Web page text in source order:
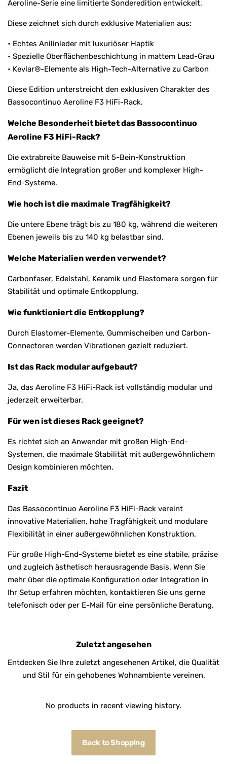
Aeroline-Serie eine limitierte Sonderedition entwickelt.
Diese zeichnet sich durch exklusive Materialien aus:
• Echtes Anilinleder mit luxuriöser Haptik
• Spezielle Oberflächenbeschichtung in mattem Lead-Grau
• Kevlar®-Elemente als High-Tech-Alternative zu Carbon
Diese Edition unterstreicht den exklusiven Charakter des
Bassocontinuo Aeroline F3 HiFi-Rack.
Welche Besonderheit bietet das Bassocontinuo
Aeroline F3 HiFi-Rack?
Die extrabreite Bauweise mit 5-Bein-Konstruktion
ermöglicht die Integration großer und komplexer High-
End-Systeme.
Wie hoch ist die maximale Tragfähigkeit?
Die untere Ebene trägt bis zu 180 kg, während die weiteren
Ebenen jeweils bis zu 140 kg belastbar sind.
Welche Materialien werden verwendet?
Carbonfaser, Edelstahl, Keramik und Elastomere sorgen für
Stabilität und optimale Entkopplung.
Wie funktioniert die Entkopplung?
Durch Elastomer-Elemente, Gummischeiben und Carbon-
Connectoren werden Vibrationen gezielt reduziert.
Ist das Rack modular aufgebaut?
Ja, das Aeroline F3 HiFi-Rack ist vollständig modular und
jederzeit erweiterbar.
Für wen ist dieses Rack geeignet?
Es richtet sich an Anwender mit großen High-End-
Systemen, die maximale Stabilität mit außergewöhnlichem
Design kombinieren möchten.
Fazit
Das Bassocontinuo Aeroline F3 HiFi-Rack vereint
innovative Materialien, hohe Tragfähigkeit und modulare
Flexibilität in einer außergewöhnlichen Konstruktion.
Für große High-End-Systeme bietet es eine stabile, präzise
und zugleich ästhetisch herausragende Basis. Wenn Sie
mehr über die optimale Konfiguration oder Integration in
Ihr Setup erfahren möchten, kontaktieren Sie uns gerne
telefonisch oder per E-Mail für eine persönliche Beratung.
Zuletzt angesehen
Entdecken Sie Ihre zuletzt angesehenen Artikel, die Qualität
und Stil für ein gehobenes Wohnambiente vereinen.
No products in recent viewing history.
Back to Shopping